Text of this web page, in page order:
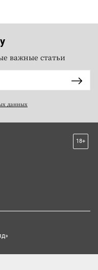
важные статьи
данных
18+